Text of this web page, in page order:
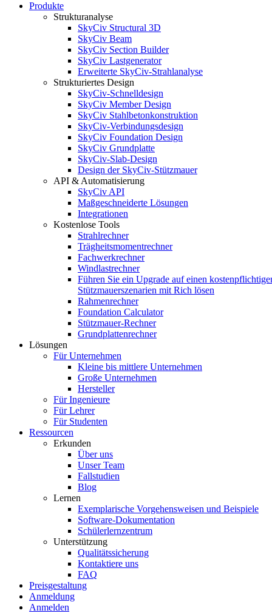
Produkte
Strukturanalyse
SkyCiv Structural 3D
SkyCiv Beam
SkyCiv Section Builder
SkyCiv Lastgenerator
Erweiterte SkyCiv-Strahlanalyse
Strukturiertes Design
SkyCiv-Schnelldesign
SkyCiv Member Design
SkyCiv Stahlbetonkonstruktion
SkyCiv-Verbindungsdesign
SkyCiv Foundation Design
SkyCiv Grundplatte
SkyCiv-Slab-Design
Design der SkyCiv-Stützmauer
API & Automatisierung
SkyCiv API
Maßgeschneiderte Lösungen
Integrationen
Kostenlose Tools
Strahlrechner
Trägheitsmomentrechner
Fachwerkrechner
Windlastrechner
Führen Sie ein Upgrade auf einen
Stützmauerszenarien mit Rich lösen
Rahmenrechner
Foundation Calculator
Stützmauer-Rechner
Grundplattenrechner
Lösungen
Für Unternehmen
Kleine bis mittlere Unternehmen
Große Unternehmen
Hersteller
Für Ingenieure
Für Lehrer
Für Studenten
Ressourcen
Erkunden
Über uns
Unser Team
Fallstudien
Blog
Lernen
Exemplarische Vorgehensweisen und Beispiele
Software-Dokumentation
Schülerlernzentrum
Unterstützung
Qualitätssicherung
Kontaktiere uns
FAQ
Preisgestaltung
Anmeldung
Anmelden